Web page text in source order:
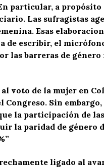
particular, a
Las sufragistas
Esas
escribir, el
las barreras de
voto de la mujer en
Sin embargo,
la participación de
la paridad de género
ligado al